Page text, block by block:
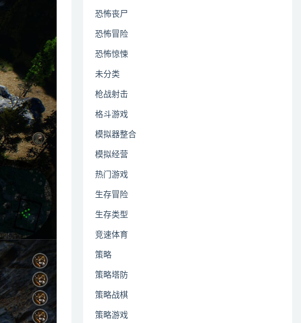
恐怖丧尸
恐怖冒险
恐怖惊悚
未分类
枪战射击
格斗游戏
模拟器整合
模拟经营
热门游戏
生存冒险
生存类型
竞速体育
策略
策略塔防
策略战棋
策略游戏